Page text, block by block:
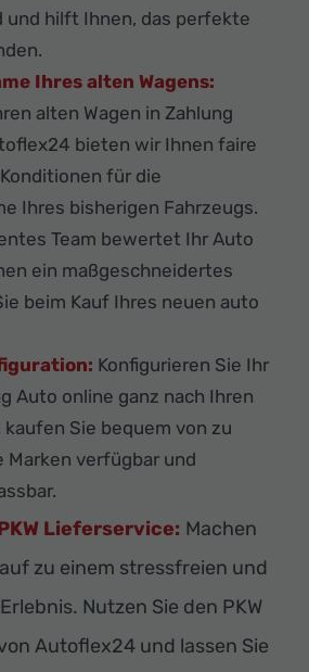
und hilft Ihnen, das perfekte
Ihres alten Wagens:
alten Wagen in Zahlung
bieten wir Ihnen faire
für die
Ihres bisherigen Fahrzeugs.
Team bewertet Ihr Auto
ein maßgeschneidertes
beim Kauf Ihres neuen auto
Konfigurieren Sie Ihr
Auto online ganz nach Ihren
kaufen Sie bequem von zu
Marken verfügbar und
Lieferservice: Machen
zu einem stressfreien und
Nutzen Sie den PKW
Autoflex24 und lassen Sie